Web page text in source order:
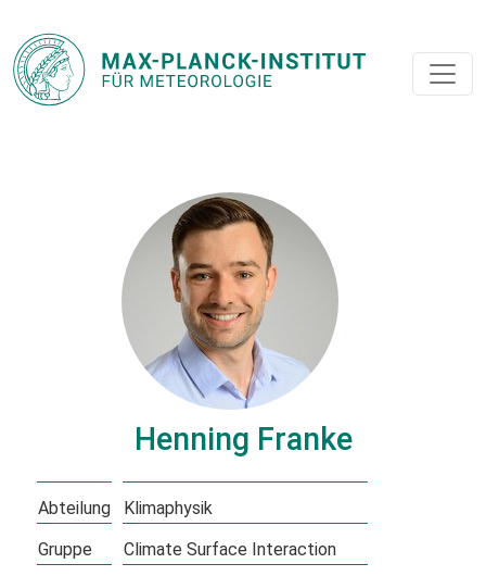
Henning Franke
Abteilung
Klimaphysik
Gruppe
Climate Surface Interaction